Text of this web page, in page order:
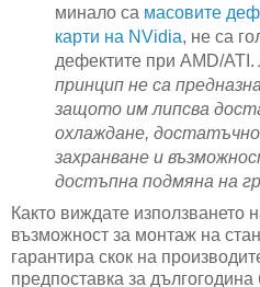
минало са масовите
карти на NVidia, не са
дефектите при AMD/ATI.
принцип не са
защото им липсва
охлаждане,
захранване и
достъпна подмяна на
Както виждате използването
възможност за монтаж на
гарантира скок на
предпоставка за